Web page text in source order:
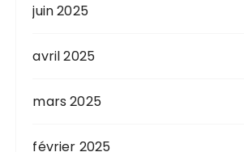
juin 2025
avril 2025
mars 2025
février 2025